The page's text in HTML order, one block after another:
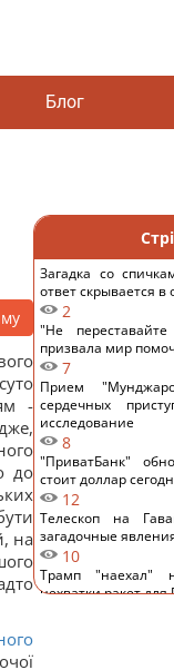
Блог
-
до
на
Загадка со
ответ скрывается
2
"Не
призвала мир
7
Прием
сердечных
исследование
8
"ПриватБанк"
стоит доллар
12
Телескоп на
загадочные
10
Трамп "наехал"
нехватки ракет для